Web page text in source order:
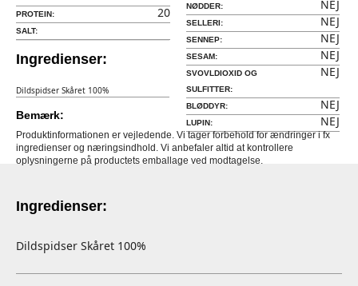
PROTEIN: 20
SALT:
Ingredienser:
Dildspidser Skåret 100%
NØDDER: NEJ
SELLERI: NEJ
SENNEP: NEJ
SESAM: NEJ
SVOVLDIOXID OG
SULFITTER:
NEJ
BLØDDYR: NEJ
LUPIN: NEJ
Bemærk:
Produktinformationen er vejledende. Vi tager forbehold for ændringer i fx
ingredienser og næringsindhold. Vi anbefaler altid at kontrollere
oplysningerne på productets emballage ved modtagelse.
Ingredienser:
Dildspidser Skåret 100%